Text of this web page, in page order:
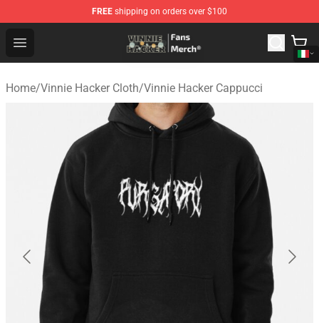
FREE shipping on orders over $100
Open menu
Vinnie Hacker Store - Official Vinnie Hacker Merchandise
Home/Vinnie Hacker Cloth/Vinnie Hacker Cappucci